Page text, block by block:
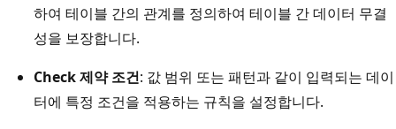
하여 테이블 간의 관계를 정의하여 테이블 간 데이터 무결
성을 보장합니다.
Check 제약 조건: 값 범위 또는 패턴과 같이 입력되는 데이
터에 특정 조건을 적용하는 규칙을 설정합니다.